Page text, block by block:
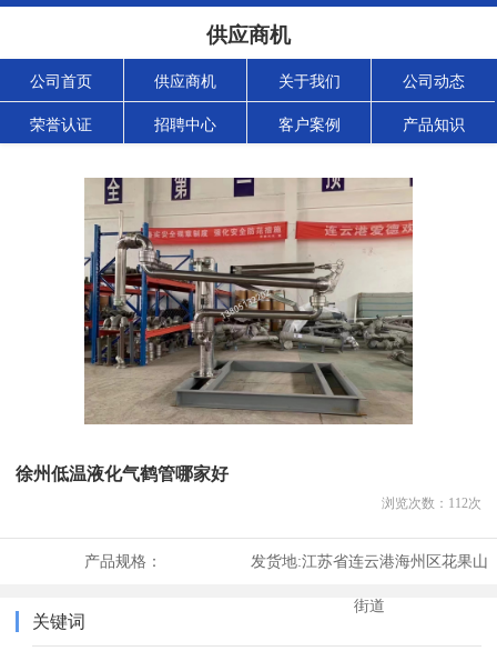
供应商机
公司首页 供应商机 关于我们 公司动态
荣誉认证 招聘中心 客户案例 产品知识
徐州低温液化气鹤管哪家好
浏览次数： 112次
产品规格： 发货地:江苏省连云港海州区花果山
街道
关键词